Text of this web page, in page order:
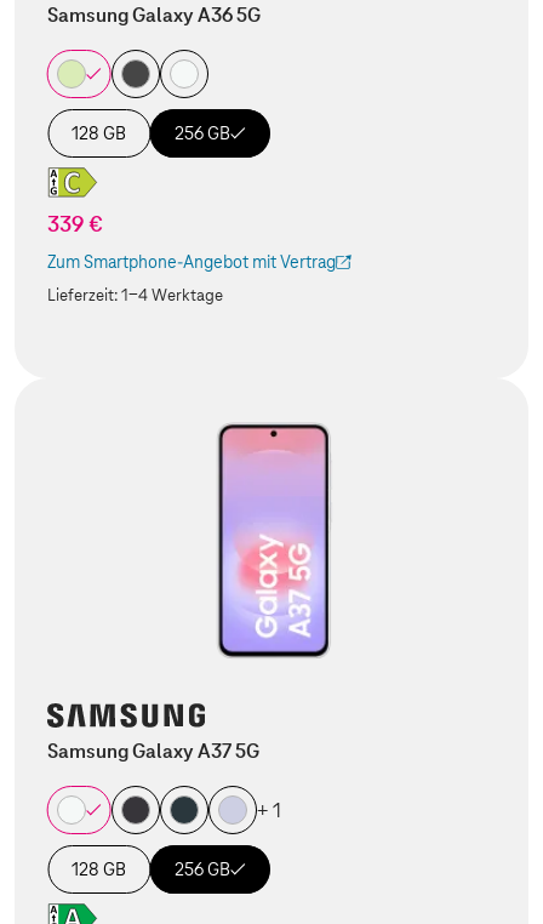
Samsung Galaxy A36 5G
128 GB 256 GB
339 €
Zum Smartphone-Angebot mit Vertrag
(Der Link wird in einem neuen Tab geöffnet)
Lieferzeit:1-4 Werktage
Samsung Galaxy A37 5G
+ 1
128 GB 256 GB